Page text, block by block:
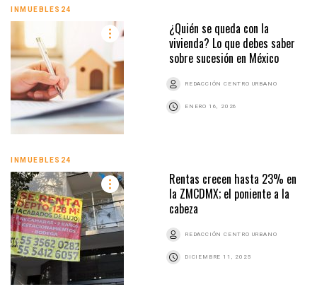
INMUEBLES24
¿Quién se queda con la
vivienda? Lo que debes saber
sobre sucesión en México
REDACCIÓN CENTRO URBANO
ENERO 16, 2026
INMUEBLES24
Rentas crecen hasta 23% en
la ZMCDMX; el poniente a la
cabeza
REDACCIÓN CENTRO URBANO
DICIEMBRE 11, 2025